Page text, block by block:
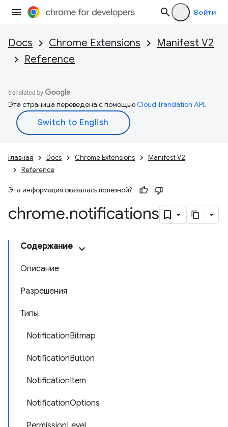
Войти
Docs Chrome Extensions
Manifest V2
Reference
Эта страница переведена с помощьюCloud Translation API.
Главная Docs Chrome Extensions
Manifest V2
Reference
Эта информация оказалась полезной?
chrome.notifications
Содержание
Описание
Разрешения
Типы
NotificationBitmap
NotificationButton
NotificationItem
NotificationOptions